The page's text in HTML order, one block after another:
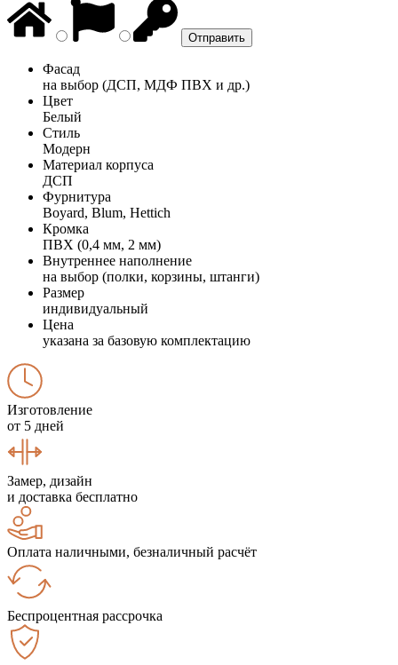
Фасад
на выбор (ДСП, МДФ ПВХ и др.)
Цвет
Белый
Стиль
Модерн
Материал корпуса
ДСП
Фурнитура
Boyard, Blum, Hettich
Кромка
ПВХ (0,4 мм, 2 мм)
Внутреннее наполнение
на выбор (полки, корзины, штанги)
Размер
индивидуальный
Цена
указана за базовую комплектацию
Изготовление
от 5 дней
Замер, дизайн
и доставка бесплатно
Оплата наличными, безналичный расчёт
Беспроцентная рассрочка